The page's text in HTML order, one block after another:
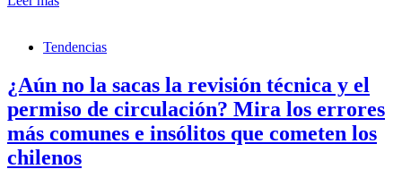
Tendencias
¿Aún no la sacas la revisión técnica y el
permiso de circulación? Mira los errores
más comunes e insólitos que cometen los
chilenos